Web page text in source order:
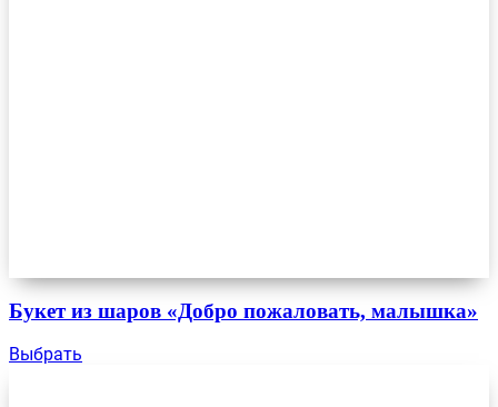
Букет из шаров «Добро пожаловать, малышка»
Выбрать